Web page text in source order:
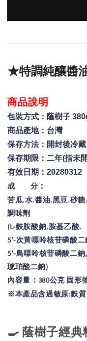
★特調純釀醬
商品說明
包裝方式：蔭樹子
商品產地：台灣
保存方法：開封後冷藏
保存期限：二年(指未
有效日期 ： 20280312
成 分 ：
苦瓜.水.醬油.黑豆.砂
調味劑
(L-麩胺酸鈉.胺基乙酸.
5'-次黃嘌呤核苷磷酸二
5'-鳥嘌呤核苷磷酸二鈉,
琥珀酸二鈉)
內容量 ： 380公克 固形
※本產品含過敏原:麩
🍳 蔭樹子經典